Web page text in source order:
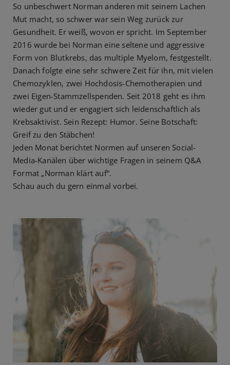
So unbeschwert Norman anderen mit seinem Lachen
Mut macht, so schwer war sein Weg zurück zur
Gesundheit. Er weiß, wovon er spricht. Im September
2016 wurde bei Norman eine seltene und aggressive
Form von Blutkrebs, das multiple Myelom, festgestellt.
Danach folgte eine sehr schwere Zeit für ihn, mit vielen
Chemozyklen, zwei Hochdosis-Chemotherapien und
zwei Eigen-Stammzellspenden. Seit 2018 geht es ihm
wieder gut und er engagiert sich leidenschaftlich als
Krebsaktivist. Sein Rezept: Humor. Seine Botschaft:
Greif zu den Stäbchen!
Jeden Monat berichtet Normen auf unseren Social-
Media-Kanälen über wichtige Fragen in seinem Q&A
Format „Norman klärt auf“.
Schau auch du gern einmal vorbei.